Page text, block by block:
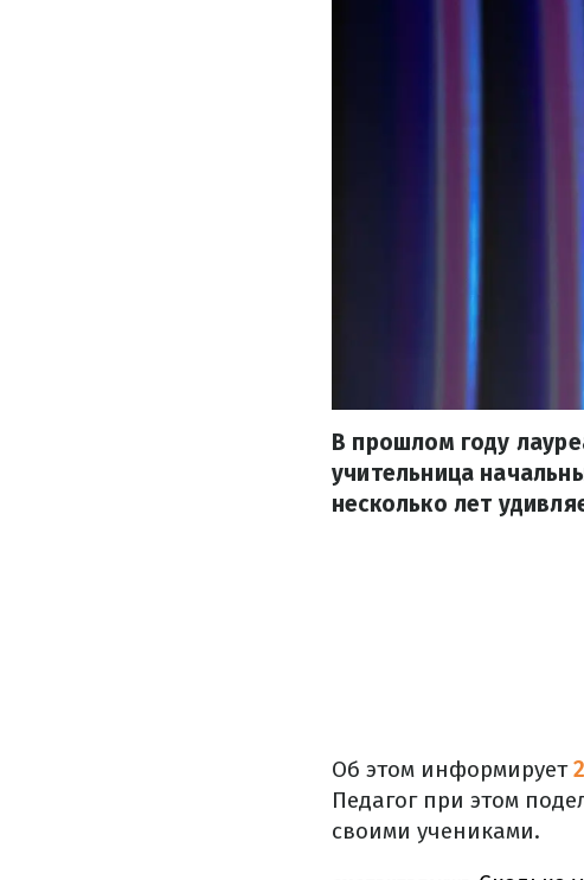
В прошлом году
учительница
несколько лет
Об этом информирует
Педагог при этом
своими учениками.